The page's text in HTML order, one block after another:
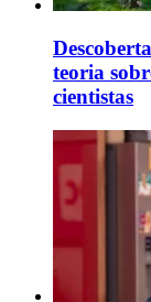
teoria
cientistas